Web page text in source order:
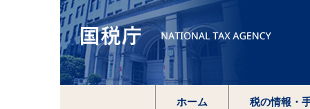
ホーム 税の情報・